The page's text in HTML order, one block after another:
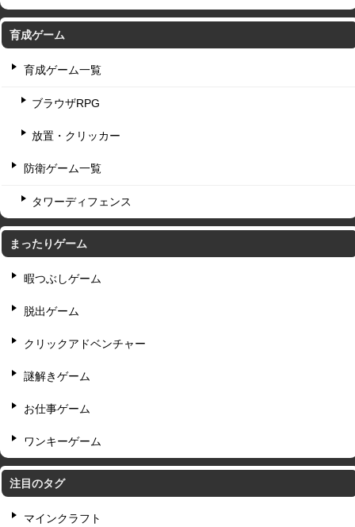
育成ゲーム
育成ゲーム一覧
ブラウザRPG
放置・クリッカー
防衛ゲーム一覧
タワーディフェンス
まったりゲーム
暇つぶしゲーム
脱出ゲーム
クリックアドベンチャー
謎解きゲーム
お仕事ゲーム
ワンキーゲーム
注目のタグ
マインクラフト